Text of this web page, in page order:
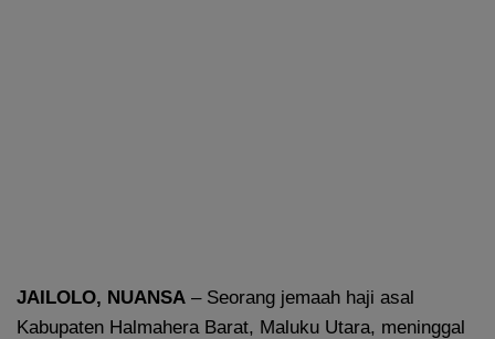
JAILOLO, NUANSA – Seorang jemaah haji asal
Kabupaten Halmahera Barat, Maluku Utara, meninggal